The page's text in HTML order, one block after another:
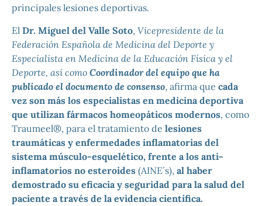
principales lesiones deportivas.
El Dr. Miguel del Valle Soto, Vicepresidente de la
Federación Española de Medicina del Deporte y
Especialista en Medicina de la Educación Física y el
Deporte, así como Coordinador del equipo que ha
publicado el documento de consenso, afirma que cada
vez son más los especialistas en medicina deportiva
que utilizan fármacos homeopáticos modernos, como
Traumeel®, para el tratamiento de lesiones
traumáticas y enfermedades inflamatorias del
sistema músculo-esquelético, frente a los anti-
inflamatorios no esteroides (AINE´s), al haber
demostrado su eficacia y seguridad para la salud del
paciente a través de la evidencia científica.